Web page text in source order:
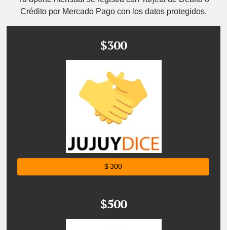
Crédito por Mercado Pago con los datos protegidos.
$300
$ 300
$500